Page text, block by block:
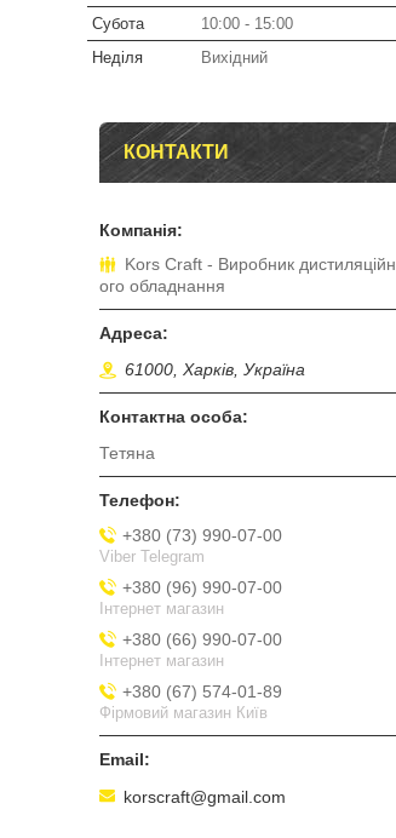
Субота
10:00
15:00
Неділя
Вихідний
КОНТАКТИ
Kors Craft - Виробник дистиляційн
ого обладнання
61000, Харків, Україна
Тетяна
+380 (73) 990-07-00
Viber Telegram
+380 (96) 990-07-00
Інтернет магазин
+380 (66) 990-07-00
Інтернет магазин
+380 (67) 574-01-89
Фірмовий магазин Київ
korscraft@gmail.com